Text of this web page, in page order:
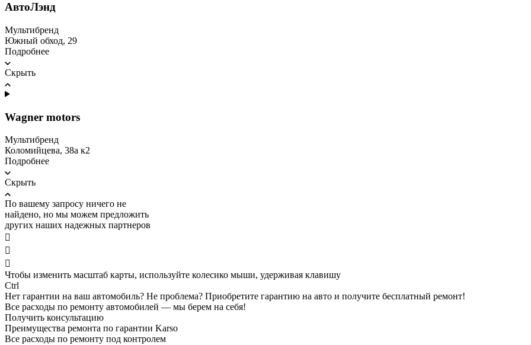
АвтоЛэнд
Мультибренд
Южный обход, 29
Подробнее
Скрыть
Wagner motors
Мультибренд
Коломийцева, 38а к2
Подробнее
Скрыть
По вашему запросу ничего не
найдено, но мы можем предложить
других наших надежных партнеров



Чтобы изменить масштаб карты, используйте колесико мыши, удерживая клавишу
Ctrl
Нет гарантии на ваш автомобиль? Не проблема? Приобретите гарантию на авто и получите бесплатный ремонт!
Все расходы по ремонту автомобилей — мы берем на себя!
Получить консультацию
Преимущества ремонта по гарантии Karso
Все расходы по ремонту под контролем